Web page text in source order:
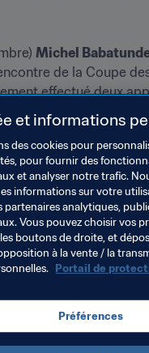
Michel
de la Coupe
effectué deux
la Coupe du Monde,
Eagles pour le
fait ses gammes au
a mis le cap sur
de Kryvbass, Volyn
le Raja Casablanca et
en lien
Iraq Italy Nigeria
Switzerland CAF
et informations
des cookies pour
pour fournir des
et analyser notre trafic.
informations sur votre
partenaires analytiques,
Vous pouvez choisir vos
boutons de droite, et
à la vente / la
Portail de
Préférences